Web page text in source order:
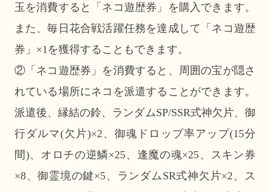
玉を消費すると「ネコ遊歴券」を購入できます。
また、毎日花合戦活躍任務を達成して「ネコ遊歴
券」×1を獲得することもできます。
②「ネコ遊歴券」を消費すると、周囲の宝が隠さ
れている場所にネコを派遣することができます。
派遣後、縁結の鈴、ランダムSP/SSR式神欠片、御
行ダルマ(欠片)×2、御魂ドロップ率アップ(15分
間)、オロチの逆鱗×25、逢魔の魂×25、スキン券
×8、御霊境の鍵×5、ランダムSR式神欠片×2、ス